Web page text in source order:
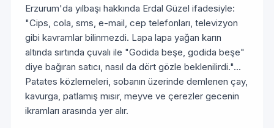
Erzurum'da yılbaşı hakkında Erdal Güzel ifadesiyle:
"Cips, cola, sms, e-mail, cep telefonları, televizyon
gibi kavramlar bilinmezdi. Lapa lapa yağan karın
altında sırtında çuvalı ile "Godida beşe, godida beşe"
diye bağıran satıcı, nasıl da dört gözle beklenilirdi."...
Patates közlemeleri, sobanın üzerinde demlenen çay,
kavurga, patlamış mısır, meyve ve çerezler gecenin
ikramları arasında yer alır.